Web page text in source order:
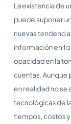
La existencia de
puede suponer
nuevas
información en
opacidad en la
cuentas. Aunque
en realidad no se
tecnológicas de
tiempos, costos